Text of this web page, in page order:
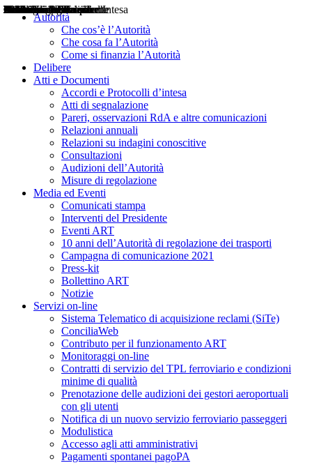
Autorità
Che cos’è l’Autorità
Che cosa fa l’Autorità
Come si finanzia l’Autorità
Delibere
Atti e Documenti
Accordi e Protocolli d’intesa
Atti di segnalazione
Pareri, osservazioni RdA e altre comunicazioni
Relazioni annuali
Relazioni su indagini conoscitive
Consultazioni
Audizioni dell’Autorità
Misure di regolazione
Media ed Eventi
Comunicati stampa
Interventi del Presidente
Eventi ART
10 anni dell’Autorità di regolazione dei trasporti
Campagna di comunicazione 2021
Press-kit
Bollettino ART
Notizie
Servizi on-line
Sistema Telematico di acquisizione reclami (SiTe)
ConciliaWeb
Contributo per il funzionamento ART
Monitoraggi on-line
Contratti di servizio del TPL ferroviario e condizioni
minime di qualità
Prenotazione delle audizioni dei gestori aeroportuali
con gli utenti
Notifica di un nuovo servizio ferroviario passeggeri
Modulistica
Accesso agli atti amministrativi
Pagamenti spontanei pagoPA
Delibere
Pareri
Consultazioni
Audizioni
Atti di Segnalazione
Accordi e Protocolli d'Intesa
Relazioni annuali
Misure di regolazione
Notizie
Comunicati Stampa
Bollettini ART
Convegni ART
Interviste del Presidente
Articoli in primo piano
Interventi del Presidente
2004
2005
2010
2013
2014
2015
2016
2017
2018
2019
202
2020
2021
2022
2023
2024
2025
2026
Aereo
Marittimo
Terrestre